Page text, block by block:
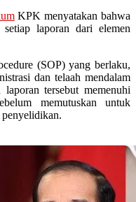
KPK menyatakan bahwa
setiap laporan dari elemen
(SOP) yang berlaku,
dan telaah mendalam
tersebut memenuhi
memutuskan untuk
penyelidikan.